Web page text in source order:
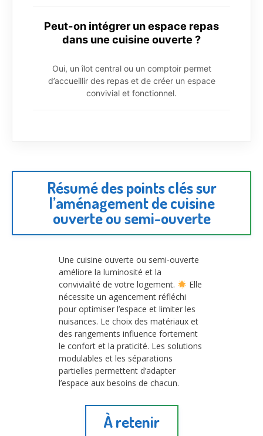
Peut-on intégrer un espace repas
dans une cuisine ouverte ?
Oui, un îlot central ou un comptoir permet
d’accueillir des repas et de créer un espace
convivial et fonctionnel.
Résumé des points clés sur
l’aménagement de cuisine
ouverte ou semi-ouverte
Une cuisine ouverte ou semi-ouverte
améliore la luminosité et la
convivialité de votre logement.
Elle
nécessite un agencement réfléchi
pour optimiser l’espace et limiter les
nuisances. Le choix des matériaux et
des rangements influence fortement
le confort et la praticité. Les solutions
modulables et les séparations
partielles permettent d’adapter
l’espace aux besoins de chacun.
À retenir